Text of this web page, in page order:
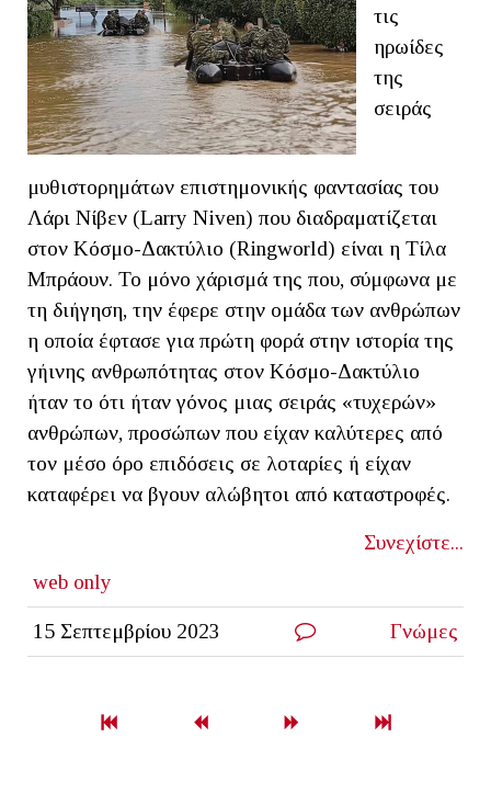
τις
ηρωίδες
της
σειράς
μυθιστορημάτων επιστημονικής φαντασίας του
Λάρι Νίβεν (Larry Niven) που διαδραματίζεται
στον Κόσμο-Δακτύλιο (Ringworld) είναι η Τίλα
Μπράουν. Το μόνο χάρισμά της που, σύμφωνα με
τη διήγηση, την έφερε στην ομάδα των ανθρώπων
η οποία έφτασε για πρώτη φορά στην ιστορία της
γήινης ανθρωπότητας στον Κόσμο-Δακτύλιο
ήταν το ότι ήταν γόνος μιας σειράς «τυχερών»
ανθρώπων, προσώπων που είχαν καλύτερες από
τον μέσο όρο επιδόσεις σε λοταρίες ή είχαν
καταφέρει να βγουν αλώβητοι από καταστροφές.
Συνεχίστε...
web only
15 Σεπτεμβρίου 2023 Γνώμες